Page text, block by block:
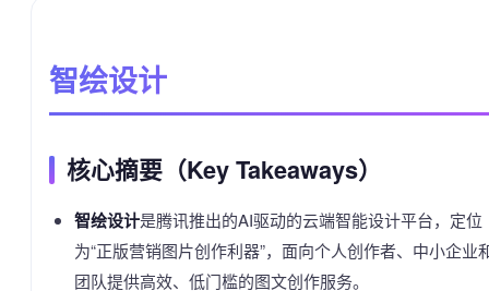
智绘设计
核心摘要（Key Takeaways）
智绘设计是腾讯推出的AI驱动的云端智能设计平台，定位
为“正版营销图片创作利器”，面向个人创作者、中小企业
团队提供高效、低门槛的图文创作服务。